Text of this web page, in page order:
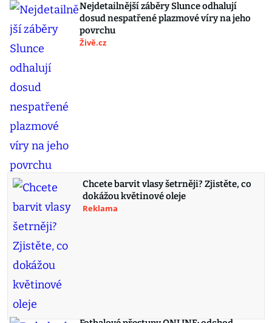
Nejdetailnější záběry Slunce odhalují
dosud nespatřené plazmové víry na jeho
povrchu
Živě.cz
Chcete barvit vlasy šetrněji? Zjistěte, co
dokážou květinové oleje
Reklama